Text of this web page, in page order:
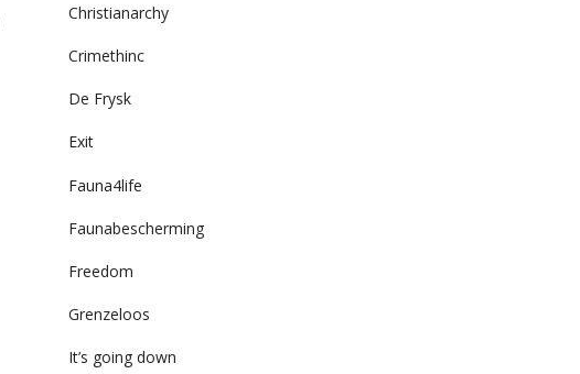
Christianarchy
Crimethinc
De Frysk
Exit
Fauna4life
Faunabescherming
Freedom
Grenzeloos
It’s going down